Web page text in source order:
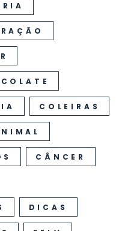
COLEIRAS
CÂNCER
DICAS